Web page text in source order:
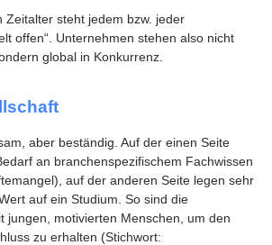
Zeitalter steht jedem bzw. jeder
offen“. Unternehmen stehen also nicht
global in Konkurrenz.
aber beständig. Auf der einen Seite
an branchenspezifischem Fachwissen
auf der anderen Seite legen sehr
auf ein Studium. So sind die
jungen, motivierten Menschen, um den
zu erhalten (Stichwort: